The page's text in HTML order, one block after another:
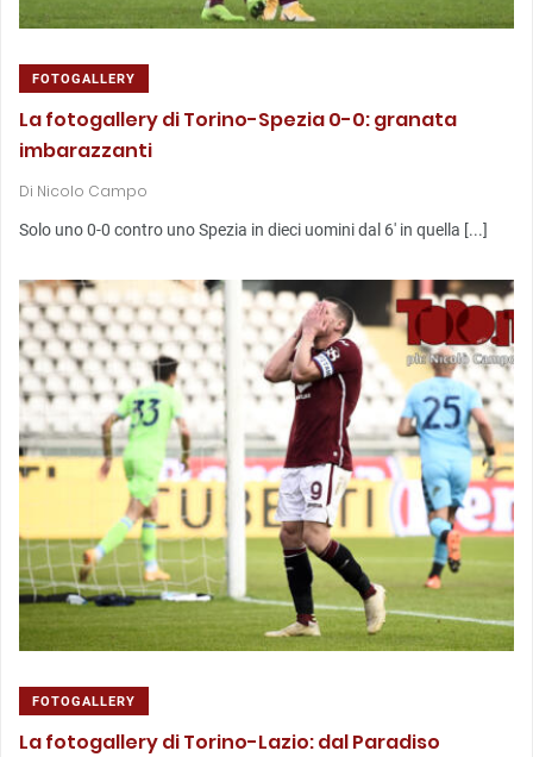
FOTOGALLERY
La fotogallery di Torino-Spezia 0-0: granata
imbarazzanti
Di Nicolo Campo
Solo uno 0-0 contro uno Spezia in dieci uomini dal 6′ in quella [...]
FOTOGALLERY
La fotogallery di Torino-Lazio: dal Paradiso